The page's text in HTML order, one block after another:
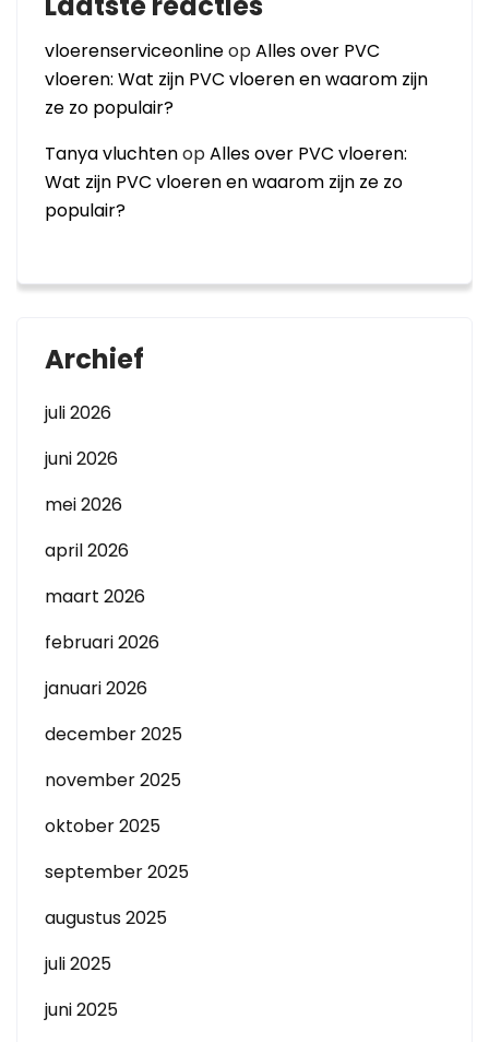
vloerenserviceonlineopAlles over PVC
vloeren: Wat zijn PVC vloeren en waarom zijn
ze zo populair?
Tanya vluchtenopAlles over PVC vloeren:
Wat zijn PVC vloeren en waarom zijn ze zo
populair?
Archief
juli 2026
juni 2026
mei 2026
april 2026
maart 2026
februari 2026
januari 2026
december 2025
november 2025
oktober 2025
september 2025
augustus 2025
juli 2025
juni 2025